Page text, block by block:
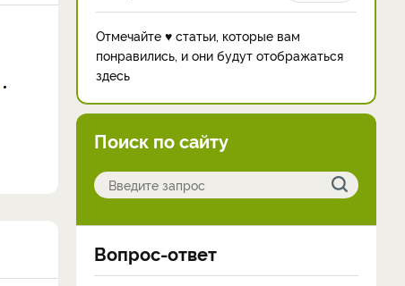
Отмечайте ♥ статьи, которые вам
понравились, и они будут отображаться
здесь
Поиск по сайту
Вопрос-ответ